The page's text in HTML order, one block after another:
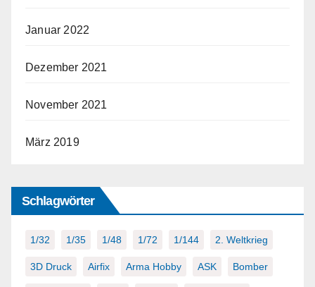
Januar 2022
Dezember 2021
November 2021
März 2019
Schlagwörter
1/32 1/35 1/48 1/72 1/144 2. Weltkrieg
3D Druck Airfix Arma Hobby ASK Bomber